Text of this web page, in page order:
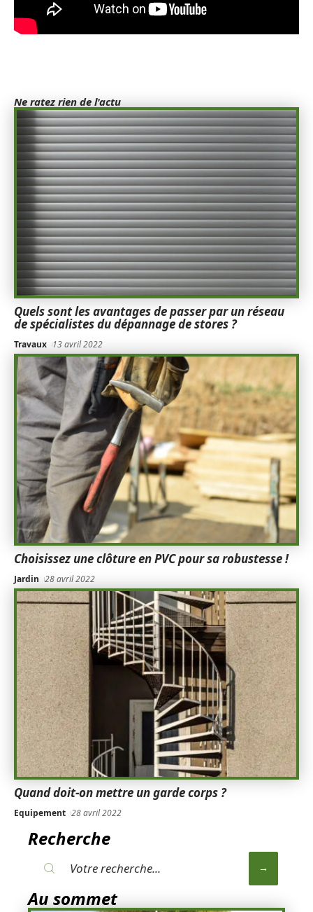
Ne ratez rien de l'actu
Quels sont les avantages de passer par un réseau
de spécialistes du dépannage de stores ?
Travaux 13 avril 2022
Choisissez une clôture en PVC pour sa robustesse !
Jardin 28 avril 2022
Quand doit-on mettre un garde corps ?
Equipement 28 avril 2022
Recherche
Au sommet